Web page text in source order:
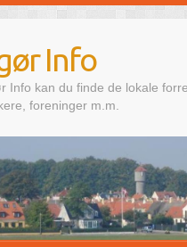
Info
Info kan du finde de lokale
foreninger m.m.